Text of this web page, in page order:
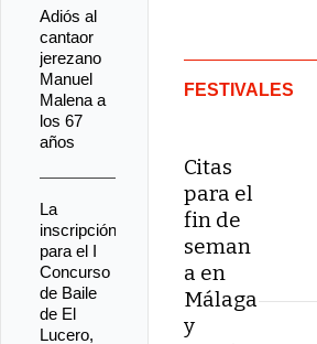
FESTIVALES
Citas
para el
fin de
seman
a en
Málaga
y
Adiós al
cantaor
jerezano
Manuel
Malena a
los 67
años
La
inscripción
para el I
Concurso
de Baile
de El
Lucero,